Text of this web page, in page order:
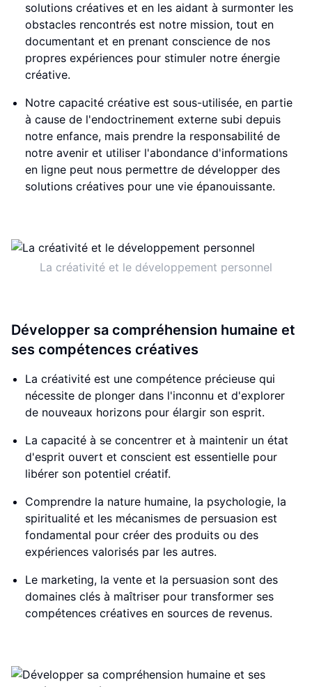
solutions créatives et en les aidant à surmonter les
obstacles rencontrés est notre mission, tout en
documentant et en prenant conscience de nos
propres expériences pour stimuler notre énergie
créative.
Notre capacité créative est sous-utilisée, en partie
à cause de l'endoctrinement externe subi depuis
notre enfance, mais prendre la responsabilité de
notre avenir et utiliser l'abondance d'informations
en ligne peut nous permettre de développer des
solutions créatives pour une vie épanouissante.
La créativité et le développement personnel
Développer sa compréhension humaine et
ses compétences créatives
La créativité est une compétence précieuse qui
nécessite de plonger dans l'inconnu et d'explorer
de nouveaux horizons pour élargir son esprit.
La capacité à se concentrer et à maintenir un état
d'esprit ouvert et conscient est essentielle pour
libérer son potentiel créatif.
Comprendre la nature humaine, la psychologie, la
spiritualité et les mécanismes de persuasion est
fondamental pour créer des produits ou des
expériences valorisés par les autres.
Le marketing, la vente et la persuasion sont des
domaines clés à maîtriser pour transformer ses
compétences créatives en sources de revenus.